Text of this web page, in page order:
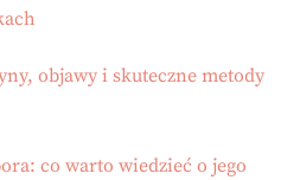
objawy i skuteczne metody
co warto wiedzieć o jego